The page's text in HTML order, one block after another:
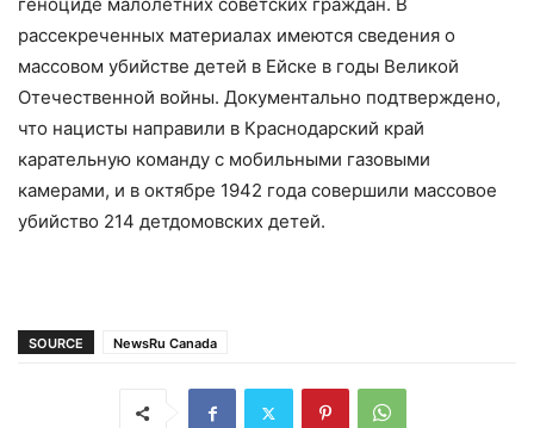
рассекреченных материалах имеются сведения о
массовом убийстве детей в Ейске в годы Великой
Отечественной войны. Документально подтверждено,
что нацисты направили в Краснодарский край
карательную команду с мобильными газовыми
камерами, и в октябре 1942 года совершили массовое
убийство 214 детдомовских детей.
SOURCE NewsRu Canada